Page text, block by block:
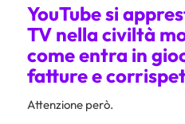
YouTube si
TV nella civiltà
come entra in
fatture e
Attenzione però.